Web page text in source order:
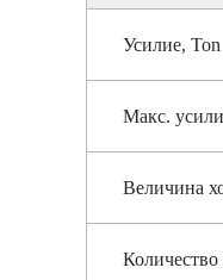
Усилие, Ton
Макс.
Величина